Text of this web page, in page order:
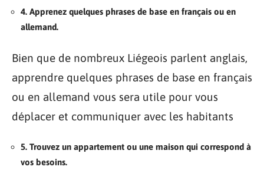
4. Apprenez quelques phrases de base en français ou en
allemand.
Bien que de nombreux Liégeois parlent anglais,
apprendre quelques phrases de base en français
ou en allemand vous sera utile pour vous
déplacer et communiquer avec les habitants
5. Trouvez un appartement ou une maison qui correspond à
vos besoins.